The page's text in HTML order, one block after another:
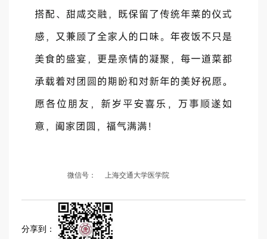
微信号： 上海交通大学医学院
分享到：